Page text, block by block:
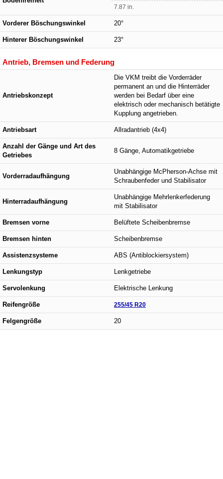
7.87 in.
Vorderer Böschungswinkel 20°
Hinterer Böschungswinkel 23°
Antrieb, Bremsen und Federung
Antriebskonzept
Die VKM treibt die Vorderräder
permanent an und die Hinterräder
werden bei Bedarf über eine
elektrisch oder mechanisch betätigte
Kupplung angetrieben.
Antriebsart Allradantrieb (4x4)
Anzahl der Gänge und Art des
Getriebes
8 Gänge, Automatikgetriebe
Vorderradaufhängung
Unabhängige McPherson-Achse mit
Schraubenfeder und Stabilisator
Hinterradaufhängung
Unabhängige Mehrlenkerfederung
mit Stabilisator
Bremsen vorne Belüftete Scheibenbremse
Bremsen hinten Scheibenbremse
Assistenzsysteme ABS (Antiblockiersystem)
Lenkungstyp Lenkgetriebe
Servolenkung Elektrische Lenkung
Reifengröße 255/45 R20
Felgengröße 20